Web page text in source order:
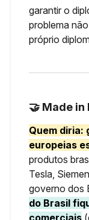
garantir o
problema
próprio
🤝 Made
Quem diria:
europeias
produtos
Tesla,
governo dos
do Brasil